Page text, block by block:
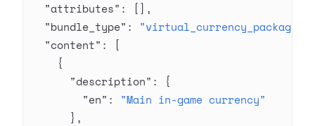
  "attributes"
: [],
  "bundle_type"
: "virtual_currency_package"
  "content"
: [
    {
      "description"
: {
        "en"
: "Main in-game currency"
      },